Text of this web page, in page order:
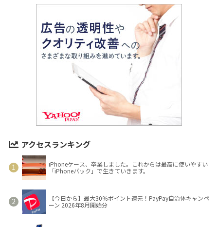
アクセスランキング
iPhoneケース、卒業しました。これからは最高に使いやすい
「iPhoneバック」で生きていきます。
【今日から】最大30％ポイント還元！PayPay自治体キャンペ
ーン 2026年8月開始分